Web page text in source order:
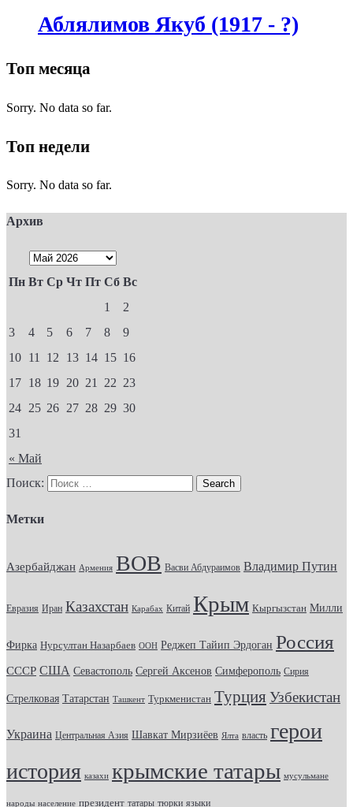
Аблялимов Якуб (1917 - ?)
Топ месяца
Sorry. No data so far.
Топ недели
Sorry. No data so far.
Архив
Пн Вт Ср Чт Пт Сб Вс
« Май
1
2
3
4 5 6 7 8
9
10 11 12 13 14 15 16
17 18 19 20 21 22 23
24 25 26 27 28 29 30
31
Поиск:
Метки
Азербайджан Армения ВОВ Васви Абдураимов Владимир Путин
Евразия Иран Казахстан Карабах Китай Крым Кыргызстан Милли
Фирка Нурсултан Назарбаев ООН Реджеп Тайип Эрдоган Россия
СССР США Севастополь Сергей Аксенов Симферополь Сирия
Стрелковая Татарстан Ташкент Туркменистан Турция Узбекистан
Украина Центральная Азия Шавкат Мирзиёев Ялта власть герои
история казахи крымские татары мусульмане
народы население президент татары тюрки языки